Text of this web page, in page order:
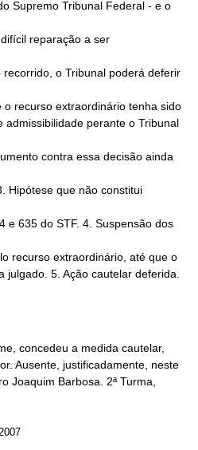
concedeu a medida cautelar,
Ausente, justificadamente, neste
Joaquim Barbosa. 2ª Turma,